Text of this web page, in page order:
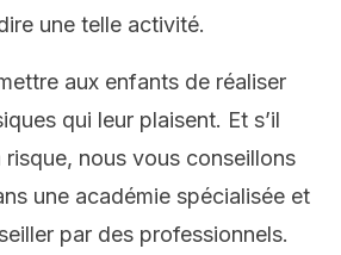
une telle activité.
aux enfants de réaliser
qui leur plaisent. Et s’il
risque, nous vous conseillons
une académie spécialisée et
par des professionnels.